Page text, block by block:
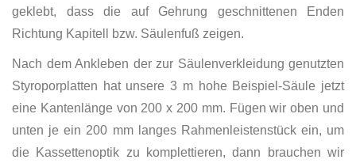
geklebt, dass die auf Gehrung geschnittenen Enden
Richtung Kapitell bzw. Säulenfuß zeigen.
Nach dem Ankleben der zur Säulenverkleidung genutzten
Styroporplatten hat unsere 3 m hohe Beispiel-Säule jetzt
eine Kantenlänge von 200 x 200 mm. Fügen wir oben und
unten je ein 200 mm langes Rahmenleistenstück ein, um
die Kassettenoptik zu komplettieren, dann brauchen wir